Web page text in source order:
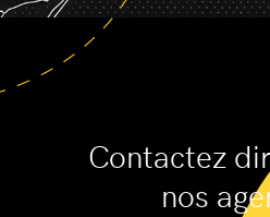
Contactez
nos